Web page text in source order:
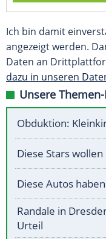
Ich bin damit
angezeigt werden.
Daten an
dazu in unseren
Unsere
Obduktion:
Diese Stars
Diese Autos
Randale in
Urteil